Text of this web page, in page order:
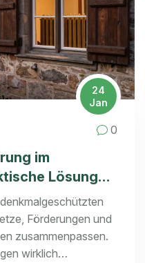
24
Jan
0
im
Lösungen
2026
Förderungen und
zusammenpassen.
wirklich